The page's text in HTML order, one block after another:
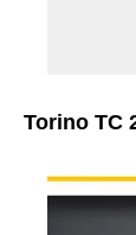
Torino TC